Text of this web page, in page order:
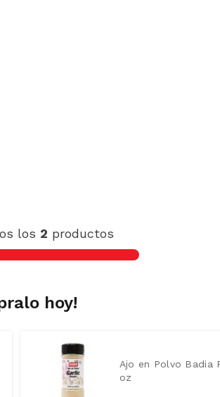
los 2 productos
hoy!
Ajo en Polvo Badia
oz